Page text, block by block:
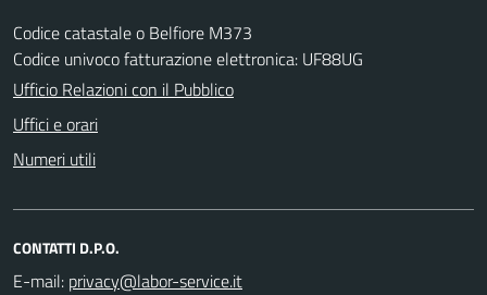
Codice catastale o Belfiore M373
Codice univoco fatturazione elettronica: UF88UG
Ufficio Relazioni con il Pubblico
Uffici e orari
Numeri utili
CONTATTI D.P.O.
E-mail: